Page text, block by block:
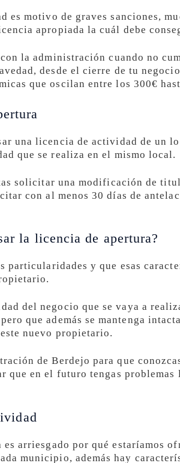
es motivo de graves sanciones,
apropiada la cuál debe
la administración cuando no
desde el cierre de tu
que oscilan entre los 300€
una licencia de actividad de un
que se realiza en el mismo local.
solicitar una modificación de
con al menos 30 días de
la licencia de apertura?
particularidades y que esas
del negocio que se vaya a
que además se mantenga
nuevo propietario.
de Berdejo para que
que en el futuro tengas
arriesgado por qué estaríamos
municipio, además hay